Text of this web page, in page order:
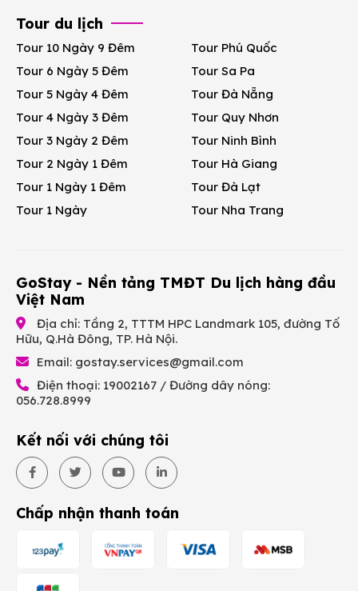
Tour du lịch
Tour 10 Ngày 9 Đêm
Tour 6 Ngày 5 Đêm
Tour 5 Ngày 4 Đêm
Tour 4 Ngày 3 Đêm
Tour 3 Ngày 2 Đêm
Tour 2 Ngày 1 Đêm
Tour 1 Ngày 1 Đêm
Tour 1 Ngày
Tour Phú Quốc
Tour Sa Pa
Tour Đà Nẵng
Tour Quy Nhơn
Tour Ninh Bình
Tour Hà Giang
Tour Đà Lạt
Tour Nha Trang
GoStay - Nền tảng TMĐT Du lịch hàng đầu
Việt Nam
Địa chỉ: Tầng 2, TTTM HPC Landmark 105, đường Tố
Hữu, Q.Hà Đông, TP. Hà Nội.
Email: gostay.services@gmail.com
Điện thoại: 19002167 / Đường dây nóng:
056.728.8999
Kết nối với chúng tôi
Chấp nhận thanh toán